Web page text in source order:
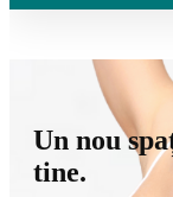
Un nou
tine.